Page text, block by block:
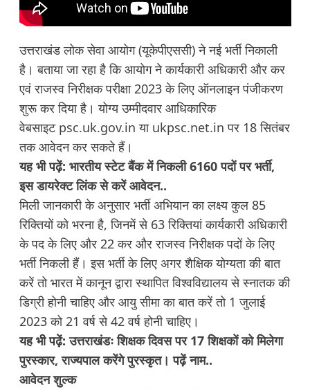
उत्तराखंड लोक सेवा आयोग (यूकेपीएससी) ने नई भर्ती निकाली
है। बताया जा रहा है कि आयोग ने कार्यकारी अधिकारी और कर
एवं राजस्व निरीक्षक परीक्षा 2023 के लिए ऑनलाइन पंजीकरण
शुरू कर दिया है। योग्य उम्मीदवार आधिकारिक
वेबसाइट psc.uk.gov.in या ukpsc.net.in पर 18 सितंबर
तक आवेदन कर सकते हैं।
यह भी पढ़ें: भारतीय स्टेट बैंक में निकली 6160 पदों पर भर्ती,
इस डायरेक्ट लिंक से करें आवेदन..
मिली जानकारी के अनुसार भर्ती अभियान का लक्ष्य कुल 85
रिक्तियों को भरना है, जिनमें से 63 रिक्तियां कार्यकारी अधिकारी
के पद के लिए और 22 कर और राजस्व निरीक्षक पदों के लिए
भर्ती निकली हैं। इस भर्ती के लिए अगर शैक्षिक योग्यता की बात
करें तो भारत में कानून द्वारा स्थापित विश्वविद्यालय से स्नातक की
डिग्री होनी चाहिए और आयु सीमा का बात करें तो 1 जुलाई
2023 को 21 वर्ष से 42 वर्ष होनी चाहिए।
यह भी पढ़ें:उत्तराखंडः शिक्षक दिवस पर 17 शिक्षकों को मिलेगा
पुरस्कार, राज्यपाल करेंगे पुरस्कृत। पढ़ें नाम..
आवेदन शुल्क